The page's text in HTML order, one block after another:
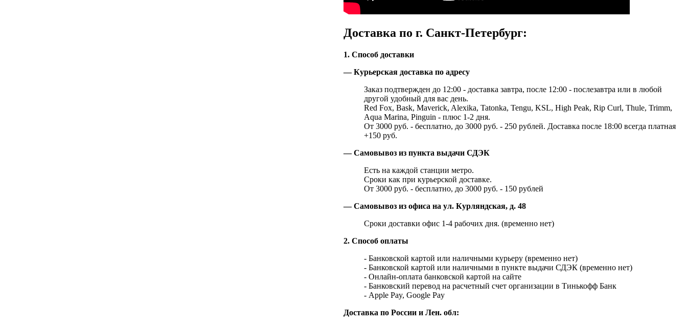
Доставка по г. Санкт-Петербург:
1. Способ доставки
— Курьерская доставка по адресу
Заказ подтвержден до 12:00 - доставка завтра, после 12:00 - послезавтра или в любой
другой удобный для вас день.
Red Fox, Bask, Maverick, Alexika, Tatonka, Tengu, KSL, High Peak, Rip Curl, Thule, Trimm,
Aqua Marina, Pinguin - плюс 1-2 дня.
От 3000 руб. - бесплатно, до 3000 руб. - 250 рублей. Доставка после 18:00 всегда платная
+150 руб.
— Самовывоз из пункта выдачи СДЭК
Есть на каждой станции метро.
Сроки как при курьерской доставке.
От 3000 руб. - бесплатно, до 3000 руб. - 150 рублей
— Самовывоз из офиса на ул. Курляндская, д. 48
Сроки доставки офис 1-4 рабочих дня. (временно нет)
2. Способ оплаты
- Банковской картой или наличными курьеру (временно нет)
- Банковской картой или наличными в пункте выдачи СДЭК (временно нет)
- Онлайн-оплата банковской картой на сайте
- Банковский перевод на расчетный счет организации в Тинькофф Банк
- Apple Pay, Google Pay
Доставка по России и Лен. обл: